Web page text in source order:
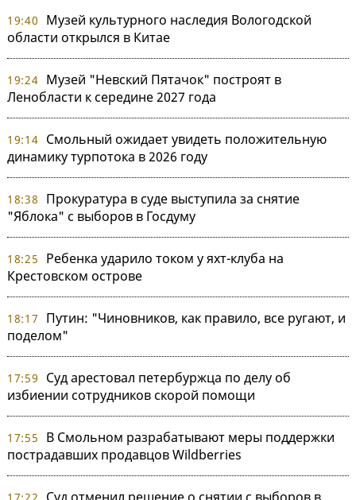
19:40
Музей культурного наследия Вологодской
области открылся в Китае
19:24 Музей "Невский Пятачок" построят в
Ленобласти к середине 2027 года
19:14 Смольный ожидает увидеть положительную
динамику турпотока в 2026 году
18:38
Прокуратура в суде выступила за снятие
"Яблока" с выборов в Госдуму
18:25
Ребенка ударило током у яхт-клуба на
Крестовском острове
18:17
Путин: "Чиновников, как правило, все ругают, и
поделом"
17:59
Суд арестовал петербуржца по делу об
избиении сотрудников скорой помощи
17:55
В Смольном разрабатывают меры поддержки
пострадавших продавцов Wildberries
17:22
Суд отменил решение о снятии с выборов в